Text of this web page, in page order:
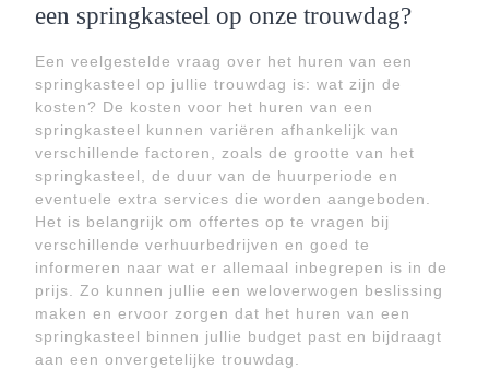
een springkasteel op onze trouwdag?
Een veelgestelde vraag over het huren van een
springkasteel op jullie trouwdag is: wat zijn de
kosten? De kosten voor het huren van een
springkasteel kunnen variëren afhankelijk van
verschillende factoren, zoals de grootte van het
springkasteel, de duur van de huurperiode en
eventuele extra services die worden aangeboden.
Het is belangrijk om offertes op te vragen bij
verschillende verhuurbedrijven en goed te
informeren naar wat er allemaal inbegrepen is in de
prijs. Zo kunnen jullie een weloverwogen beslissing
maken en ervoor zorgen dat het huren van een
springkasteel binnen jullie budget past en bijdraagt
aan een onvergetelijke trouwdag.